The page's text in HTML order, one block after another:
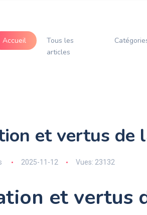
Accueil
Tous les
articles
et vertus de
2025-11-12 Vues: 23132
et vertus